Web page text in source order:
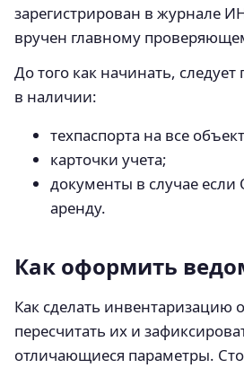
зарегистрирован в журнале
вручен главному
До того как начинать, следует
в наличии:
техпаспорта на все
карточки учета;
документы в случае если
аренду.
Как оформить
Как сделать инвентаризацию
пересчитать их и
отличающиеся параметры.